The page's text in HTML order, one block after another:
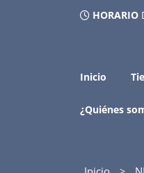
HORARIO
Inicio
¿Quiénes